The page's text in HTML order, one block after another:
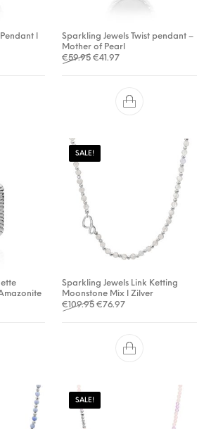
l
prijs was: €59.95.
is: €41.97.
Sparkling Jewels Twist pendant –
Mother of Pearl
€59.95 Oorspronkelijke prijs was:
€41.97Huidige prijs is: €41.97.
prijs was: €64.95.
is: €45.47.
SALE!
Sparkling Jewels Link Ketting
Moonstone Mix l Zilver
€109.95 Oorspronkelijke prijs was:
€76.97Huidige prijs is:
SALE!